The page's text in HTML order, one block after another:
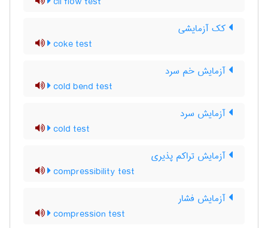
کک آزمایشی
coke test
آزمایش خم سرد
cold bend test
آزمایش سرد
cold test
آزمایش تراکم پذیری
compressibility test
آزمایش فشار
compression test